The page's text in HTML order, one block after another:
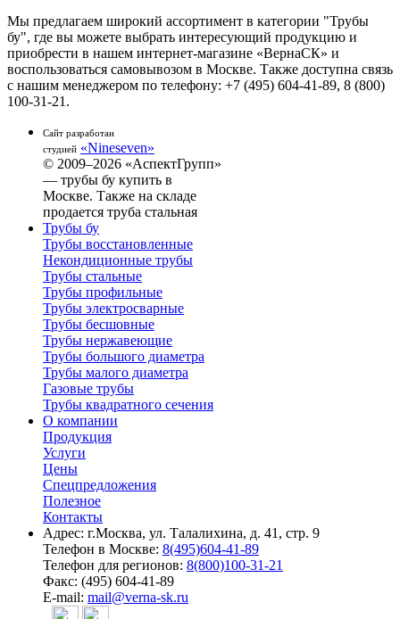
Мы предлагаем широкий ассортимент в категории "Трубы
бу", где вы можете выбрать интересующий продукцию и
приобрести в нашем интернет-магазине «ВернаСК» и
воспользоваться самовывозом в Москве. Также доступна связь
с нашим менеджером по телефону: +7 (495) 604-41-89, 8 (800)
100-31-21.
Сайт разработан
студией «Nineseven»
© 2009–2026 «АспектГрупп»
— трубы бу купить в
Москве. Также на складе
продается труба стальная
Трубы бу
Трубы восстановленные
Некондиционные трубы
Трубы стальные
Трубы профильные
Трубы электросварные
Трубы бесшовные
Трубы нержавеющие
Трубы большого диаметра
Трубы малого диаметра
Газовые трубы
Трубы квадратного сечения
О компании
Продукция
Услуги
Цены
Спецпредложения
Полезное
Контакты
Адрес: г.Москва, ул. Талалихина, д. 41, стр. 9
Телефон в Москве: 8(495)604-41-89
Телефон для регионов: 8(800)100-31-21
Факс: (495) 604-41-89
E-mail: mail@verna-sk.ru